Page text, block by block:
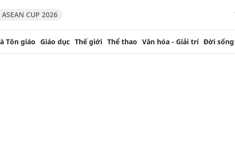
CUP 2026
Tôn giáo Giáo dục Thế giới Thể thao Văn hóa - Giải trí Đời sống